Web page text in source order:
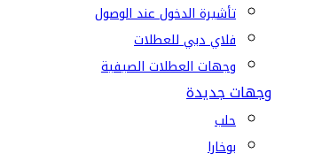
تأشيرة الدخول عند الوصول
فلاي دبي للعطلات
وجهات العطلات الصيفية
وجهات جديدة
حلب
بوخارا